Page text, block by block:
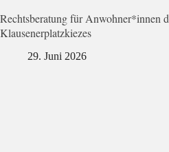
Rechtsberatung für Anwohner*innen
Klausenerplatzkiezes
29. Juni 2026